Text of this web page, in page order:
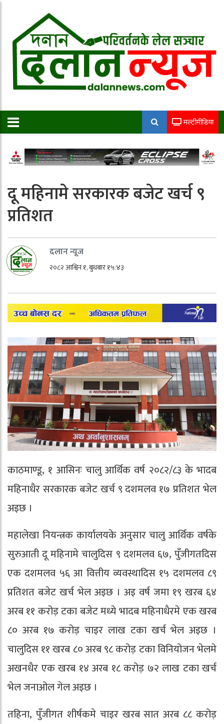
मल्टीमीडिया
दू महिनामे सरकारक बजेट खर्च ९
प्रतिशत
दलान न्यूज
२०८२ आश्विन १, बुधबार १५:४३
काठमाण्डू, १ आसिनः चालु आर्थिक वर्ष २०८२/८३ के भादब
महिनाधैर सरकारक बजेट खर्च ९ दशमलव १७ प्रतिशत भेल
अइछ ।
महालेखा नियन्त्रक कार्यालयके अनुसार चालु आर्थिक वर्षके
सुरुआती दू महिनामे चालुदिस ९ दशमलव ६७, पुँजीगतदिस
एक दशमलव ५६ आ वित्तीय व्यवस्थादिस १५ दशमलव ८९
प्रतिशत बजेट खर्च भेल अइछ । अइ वर्ष जमा १९ खरब ६४
अरब ११ करोड़ टका बजेट मध्ये भादब महिनाधैरमे एक खरब
८० अरब १७ करोड़ चाइर लाख टका खर्च भेल अइछ ।
चालुदिस ११ खरब ८० अरब ९८ करोड़ टका विनियोजन भेलमे
अखनधैर एक खरब १४ अरब १८ करोड़ ७२ लाख टका खर्च
भेल जनाओल गेल अइछ ।
तहिना, पुँजीगत शीर्षकमे चाइर खरब सात अरब ८८ करोड़